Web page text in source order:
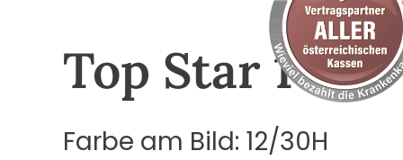
Top Star 19
Farbe am Bild: 12/30H